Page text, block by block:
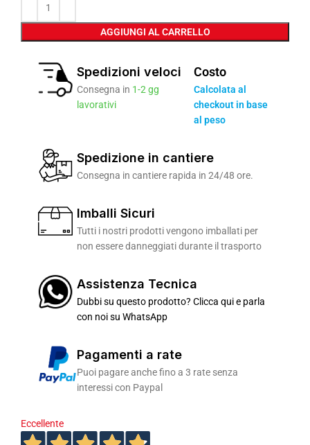
AGGIUNGI AL CARRELLO
Spedizioni veloci
Consegna in 1-2 gg
lavorativi
Costo
Calcolata al
checkout in base
al peso
Spedizione in cantiere
Consegna in cantiere rapida in 24/48 ore.
Imballi Sicuri
Tutti i nostri prodotti vengono imballati per
non essere danneggiati durante il trasporto
Assistenza Tecnica
Dubbi su questo prodotto? Clicca qui e parla
con noi su WhatsApp
Pagamenti a rate
Puoi pagare anche fino a 3 rate senza
interessi con Paypal
Eccellente